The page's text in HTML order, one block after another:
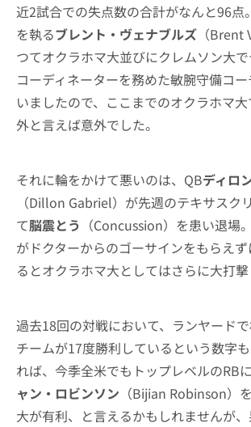
近2試合での失点数の合計がなんと96点
を執るブレント・ヴェナブルズ （
つてオクラホマ大並びにクレムソン大
コーディネーターを務めた敏腕守備コ
いましたので、ここまでのオクラホマ
外と言えば意外でした。
それに輪をかけて悪いのは、QBディロ
（Dillon Gabriel）が先週のテキサスク
て脳震とう （Concussion）を患い退場
がドクターからのゴーサインをもらえ
るとオクラホマ大としてはさらに大打撃
過去18回の対戦において、ランヤード
チームが17度勝利しているという数字
れば、今季全米でもトップレベルのRB
ャン・ロビンソン （Bijian Robinson）
大が有利、と言えるかもしれませんが